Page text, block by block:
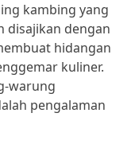
kambing yang
disajikan dengan
hidangan
kuliner.
warung
pengalaman